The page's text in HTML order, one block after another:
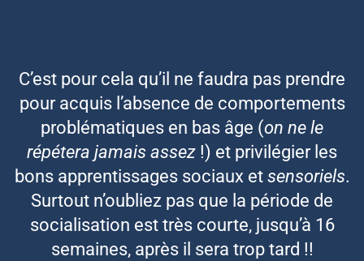
C’est pour cela qu’il ne faudra pas prendre
pour acquis l’absence de comportements
problématiques en bas âge (on ne le
répétera jamais assez !) et privilégier les
bons apprentissages sociaux et sensoriels.
Surtout n’oubliez pas que la période de
socialisation est très courte, jusqu’à 16
semaines, après il sera trop tard !!